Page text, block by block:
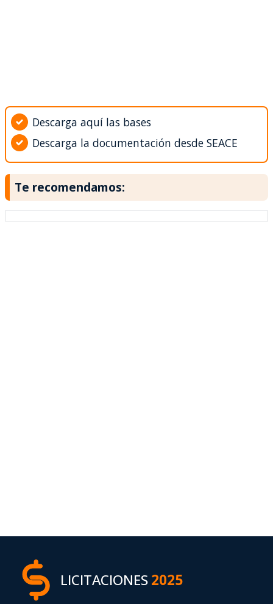
Descarga aquí las bases
Descarga la documentación desde SEACE
Te recomendamos:
LICITACIONES2025